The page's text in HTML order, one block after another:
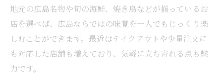
地元の広島名物や旬の海鮮、焼き鳥などが揃っているお
店を選べば、広島ならではの味覚を一人でもじっくり楽
しむことができます。最近はテイクアウトや少量注文に
も対応した店舗も増えており、気軽に立ち寄れる点も魅
力です。